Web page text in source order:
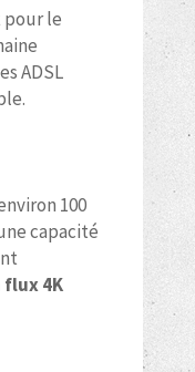
pour le
ADSL
100
capacité
flux 4K